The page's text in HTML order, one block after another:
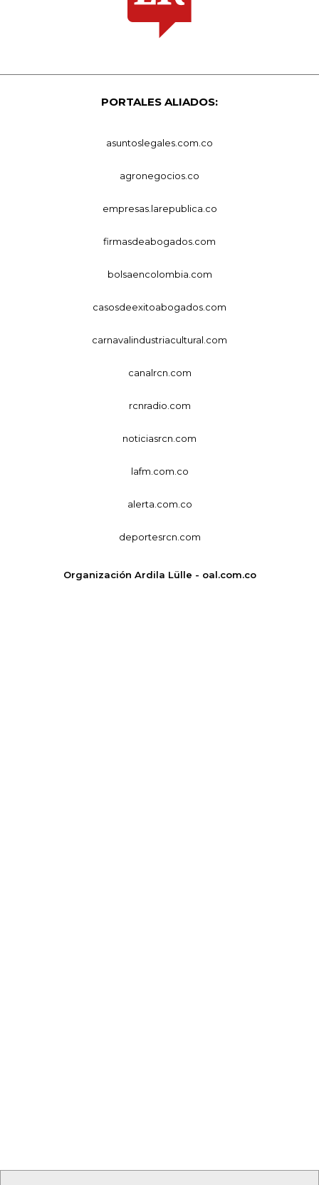
PORTALES ALIADOS:
asuntoslegales.com.co
agronegocios.co
empresas.larepublica.co
firmasdeabogados.com
bolsaencolombia.com
casosdeexitoabogados.com
carnavalindustriacultural.com
canalrcn.com
rcnradio.com
noticiasrcn.com
lafm.com.co
alerta.com.co
deportesrcn.com
Organización Ardila Lülle - oal.com.co